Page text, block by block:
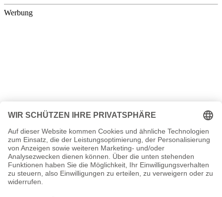
Werbung